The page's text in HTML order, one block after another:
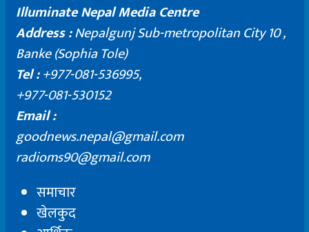
Illuminate Nepal Media Centre
Address :Nepalgunj Sub-metropolitan City 10 ,
Banke (Sophia Tole)
Tel :+977-081-536995,
+977-081-530152
Email :
goodnews.nepal@gmail.com
radioms90@gmail.com
समाचार
खेलकुद